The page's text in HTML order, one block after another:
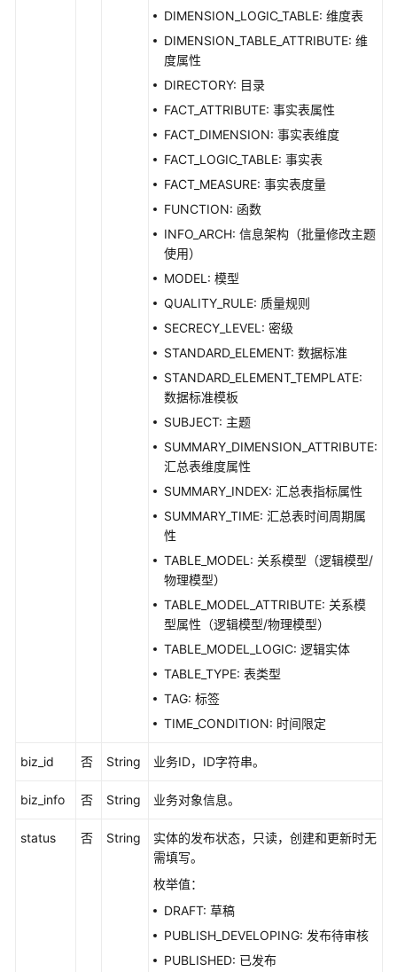
API
应
示
DIMENSION_LOGIC_TABLE: 维度表
DIMENSION_TABLE_ATTRIBUTE: 维
度属性
DIRECTORY: 目录
FACT_ATTRIBUTE: 事实表属性
FACT_DIMENSION: 事实表维度
FACT_LOGIC_TABLE: 事实表
FACT_MEASURE: 事实表度量
FUNCTION: 函数
INFO_ARCH: 信息架构（批量修改主题
使用）
MODEL: 模型
QUALITY_RULE: 质量规则
SECRECY_LEVEL: 密级
STANDARD_ELEMENT: 数据标准
STANDARD_ELEMENT_TEMPLATE:
数据标准模板
SUBJECT: 主题
SUMMARY_DIMENSION_ATTRIBUTE:
汇总表维度属性
SUMMARY_INDEX: 汇总表指标属性
SUMMARY_TIME: 汇总表时间周期属
性
TABLE_MODEL: 关系模型（逻辑模型/
物理模型）
TABLE_MODEL_ATTRIBUTE: 关系模
型属性（逻辑模型/物理模型）
TABLE_MODEL_LOGIC: 逻辑实体
TABLE_TYPE: 表类型
TAG: 标签
TIME_CONDITION: 时间限定
biz_id 否 String 业务ID，ID字符串。
biz_info 否 String 业务对象信息。
status 否 String
实体的发布状态，只读，创建和更新时无
需填写。
枚举值：
DRAFT: 草稿
PUBLISH_DEVELOPING: 发布待审核
PUBLISHED: 已发布